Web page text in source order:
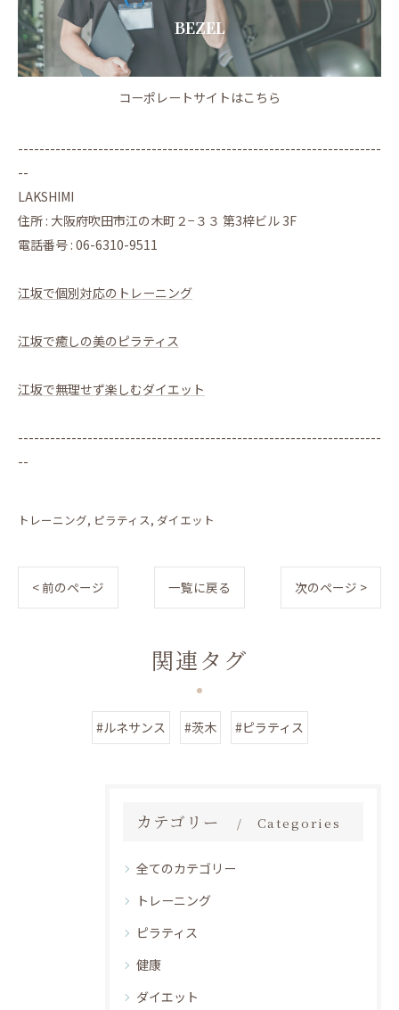
BEZEL
コーポレートサイトはこちら
--------------------------------------------------------------------
--
LAKSHIMI
住所 : 大阪府吹田市江の木町２−３３ 第3梓ビル 3F
電話番号 : 06-6310-9511
江坂で個別対応のトレーニング
江坂で癒しの美のピラティス
江坂で無理せず楽しむダイエット
--------------------------------------------------------------------
--
トレーニング ピラティス ダイエット
< 前のページ 一覧に戻る 次のページ >
関連タグ
#ルネサンス #茨木 #ピラティス
カテゴリー Categories
全てのカテゴリー
トレーニング
ピラティス
健康
ダイエット